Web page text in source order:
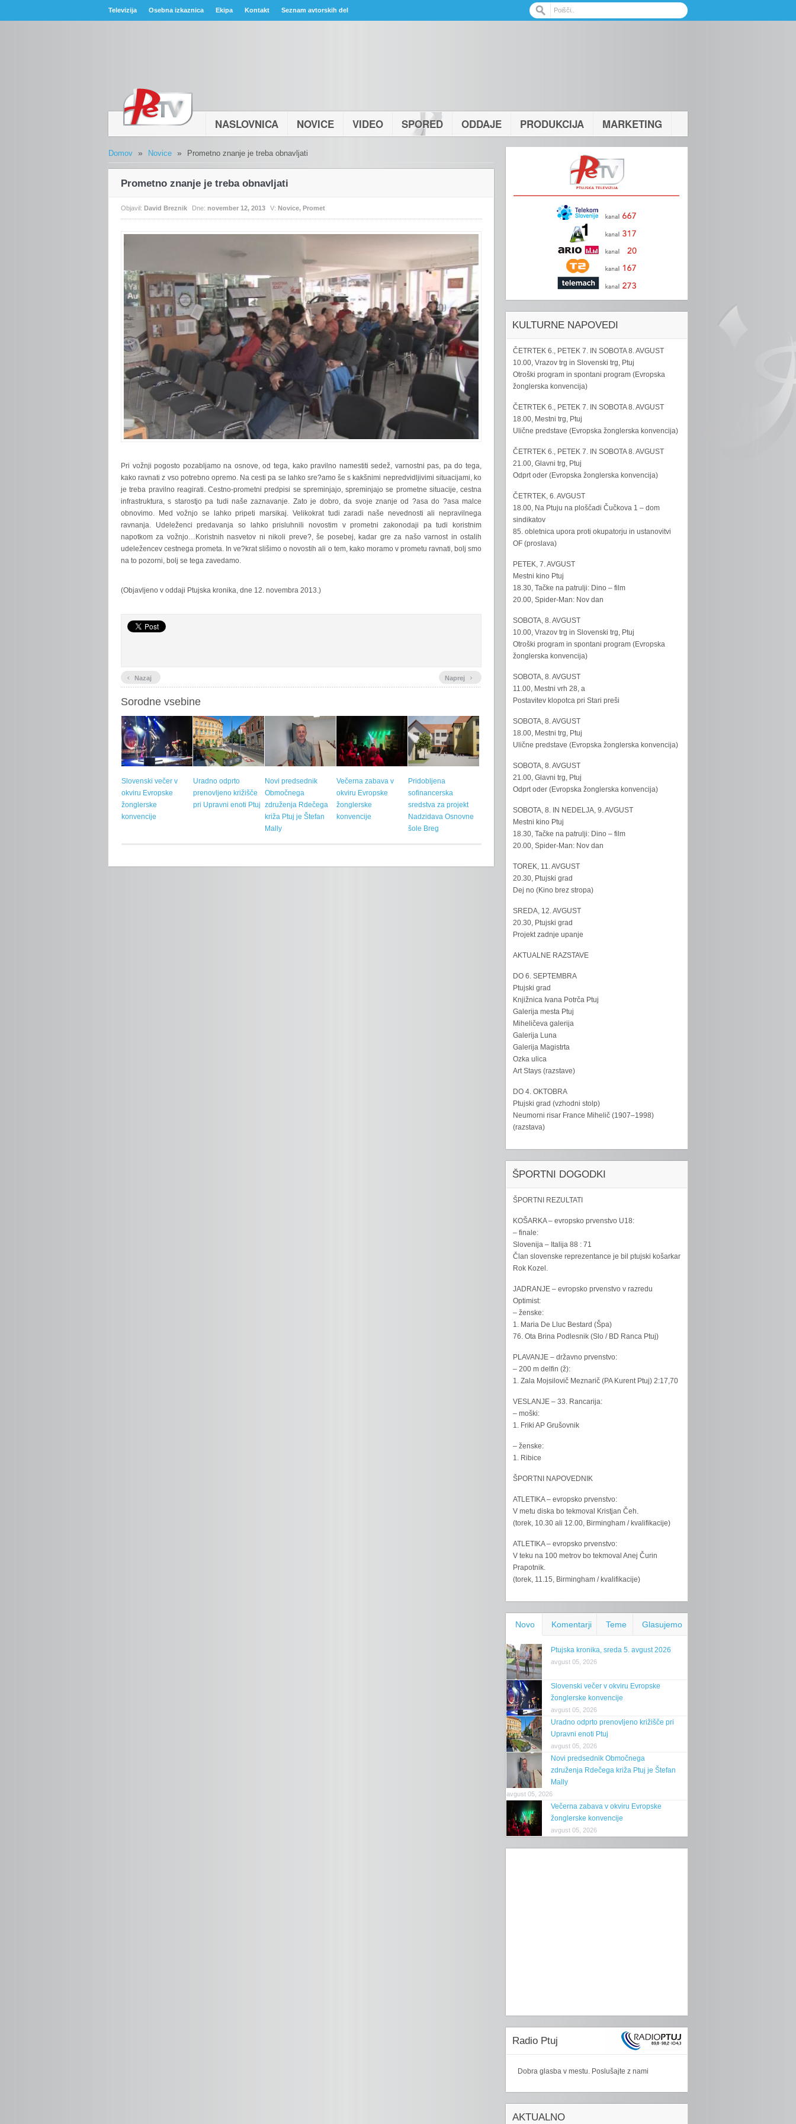
Televizija Osebna izkaznica Ekipa Kontakt Seznam avtorskih del
NASLOVNICA NOVICE VIDEO SPORED ODDAJE PRODUKCIJA MARKETING
Domov » Novice » Prometno znanje je treba obnavljati
Prometno znanje je treba obnavljati
Objavil: David Breznik Dne: november 12, 2013 V: Novice, Promet
Pri vožnji pogosto pozabljamo na osnove, od tega, kako pravilno namestiti sedež, varnostni pas, pa do tega,
kako ravnati z vso potrebno opremo. Na cesti pa se lahko sre?amo še s kakšnimi nepredvidljivimi situacijami, ko
je treba pravilno reagirati. Cestno-prometni predpisi se spreminjajo, spreminjajo se prometne situacije, cestna
infrastruktura, s starostjo pa tudi naše zaznavanje. Zato je dobro, da svoje znanje od ?asa do ?asa malce
obnovimo. Med vožnjo se lahko pripeti marsikaj. Velikokrat tudi zaradi naše nevednosti ali nepravilnega
ravnanja. Udeleženci predavanja so lahko prisluhnili novostim v prometni zakonodaji pa tudi koristnim
napotkom za vožnjo…Koristnih nasvetov ni nikoli preve?, še posebej, kadar gre za našo varnost in ostalih
udeležencev cestnega prometa. In ve?krat slišimo o novostih ali o tem, kako moramo v prometu ravnati, bolj smo
na to pozorni, bolj se tega zavedamo.
(Objavljeno v oddaji Ptujska kronika, dne 12. novembra 2013.)
‹ Nazaj Naprej ›
Sorodne vsebine
Slovenski večer v
okviru Evropske
žonglerske
konvencije
Uradno odprto
prenovljeno križišče
pri Upravni enoti Ptuj
Novi predsednik
Območnega
združenja Rdečega
križa Ptuj je Štefan
Mally
Večerna zabava v
okviru Evropske
žonglerske
konvencije
Pridobljena
sofinancerska
sredstva za projekt
Nadzidava Osnovne
šole Breg
KULTURNE NAPOVEDI
ČETRTEK 6., PETEK 7. IN SOBOTA 8. AVGUST
10.00, Vrazov trg in Slovenski trg, Ptuj
Otroški program in spontani program (Evropska
žonglerska konvencija)
ČETRTEK 6., PETEK 7. IN SOBOTA 8. AVGUST
18.00, Mestni trg, Ptuj
Ulične predstave (Evropska žonglerska konvencija)
ČETRTEK 6., PETEK 7. IN SOBOTA 8. AVGUST
21.00, Glavni trg, Ptuj
Odprt oder (Evropska žonglerska konvencija)
ČETRTEK, 6. AVGUST
18.00, Na Ptuju na ploščadi Čučkova 1 – dom
sindikatov
85. obletnica upora proti okupatorju in ustanovitvi
OF (proslava)
PETEK, 7. AVGUST
Mestni kino Ptuj
18.30, Tačke na patrulji: Dino – film
20.00, Spider-Man: Nov dan
SOBOTA, 8. AVGUST
10.00, Vrazov trg in Slovenski trg, Ptuj
Otroški program in spontani program (Evropska
žonglerska konvencija)
SOBOTA, 8. AVGUST
11.00, Mestni vrh 28, a
Postavitev klopotca pri Stari preši
SOBOTA, 8. AVGUST
18.00, Mestni trg, Ptuj
Ulične predstave (Evropska žonglerska konvencija)
SOBOTA, 8. AVGUST
21.00, Glavni trg, Ptuj
Odprt oder (Evropska žonglerska konvencija)
SOBOTA, 8. IN NEDELJA, 9. AVGUST
Mestni kino Ptuj
18.30, Tačke na patrulji: Dino – film
20.00, Spider-Man: Nov dan
TOREK, 11. AVGUST
20.30, Ptujski grad
Dej no (Kino brez stropa)
SREDA, 12. AVGUST
20.30, Ptujski grad
Projekt zadnje upanje
AKTUALNE RAZSTAVE
DO 6. SEPTEMBRA
Ptujski grad
Knjižnica Ivana Potrča Ptuj
Galerija mesta Ptuj
Miheličeva galerija
Galerija Luna
Galerija Magistrta
Ozka ulica
Art Stays (razstave)
DO 4. OKTOBRA
Ptujski grad (vzhodni stolp)
Neumorni risar France Mihelič (1907–1998)
(razstava)
ŠPORTNI DOGODKI
ŠPORTNI REZULTATI
KOŠARKA – evropsko prvenstvo U18:
– finale:
Slovenija – Italija 88 : 71
Član slovenske reprezentance je bil ptujski košarkar
Rok Kozel.
JADRANJE – evropsko prvenstvo v razredu
Optimist:
– ženske:
1. Maria De Lluc Bestard (Špa)
76. Ota Brina Podlesnik (Slo / BD Ranca Ptuj)
PLAVANJE – državno prvenstvo:
– 200 m delfin (ž):
1. Zala Mojsilovič Meznarič (PA Kurent Ptuj) 2:17,70
VESLANJE – 33. Rancarija:
– moški:
1. Friki AP Grušovnik
– ženske:
1. Ribice
ŠPORTNI NAPOVEDNIK
ATLETIKA – evropsko prvenstvo:
V metu diska bo tekmoval Kristjan Čeh.
(torek, 10.30 ali 12.00, Birmingham / kvalifikacije)
ATLETIKA – evropsko prvenstvo:
V teku na 100 metrov bo tekmoval Anej Čurin
Prapotnik.
(torek, 11.15, Birmingham / kvalifikacije)
Novo Komentarji Teme Glasujemo
Ptujska kronika, sreda 5. avgust 2026
avgust 05, 2026
Slovenski večer v okviru Evropske
žonglerske konvencije
avgust 05, 2026
Uradno odprto prenovljeno križišče pri
Upravni enoti Ptuj
avgust 05, 2026
Novi predsednik Območnega
združenja Rdečega križa Ptuj je Štefan
Mally
avgust 05, 2026
Večerna zabava v okviru Evropske
žonglerske konvencije
avgust 05, 2026
Radio Ptuj
Dobra glasba v mestu. Poslušajte z nami
AKTUALNO